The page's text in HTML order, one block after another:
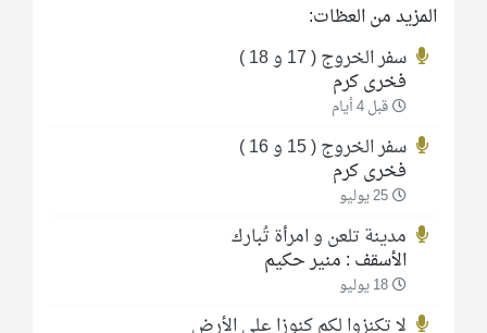
المزيد من العظات:
سفر الخروج ( 17 و 18 )
فخرى كرم
قبل 4 أيام
سفر الخروج ( 15 و 16 )
فخرى كرم
25 يوليو
مدينة تلعن و امرأة تُبارك
الأسقف : منير حكيم
18 يوليو